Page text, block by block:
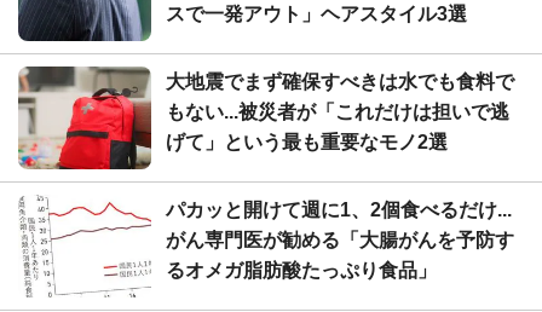
スで一発アウト」ヘアスタイル3選
大地震でまず確保すべきは水でも食料で
もない...被災者が「これだけは担いで逃
げて」という最も重要なモノ2選
パカッと開けて週に1、2個食べるだけ...
がん専門医が勧める「大腸がんを予防す
るオメガ脂肪酸たっぷり食品」